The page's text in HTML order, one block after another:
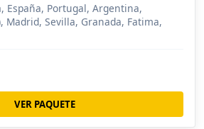
España, Portugal, Argentina,
Madrid, Sevilla, Granada, Fatima,
VER PAQUETE